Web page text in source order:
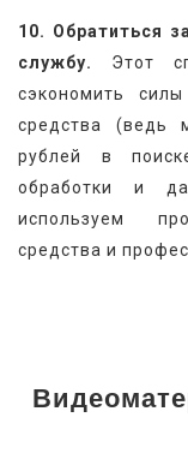
10. Обратиться
службу.
Этот
сэкономить
средства (ведь
рублей в
обработки и
используем
средства и